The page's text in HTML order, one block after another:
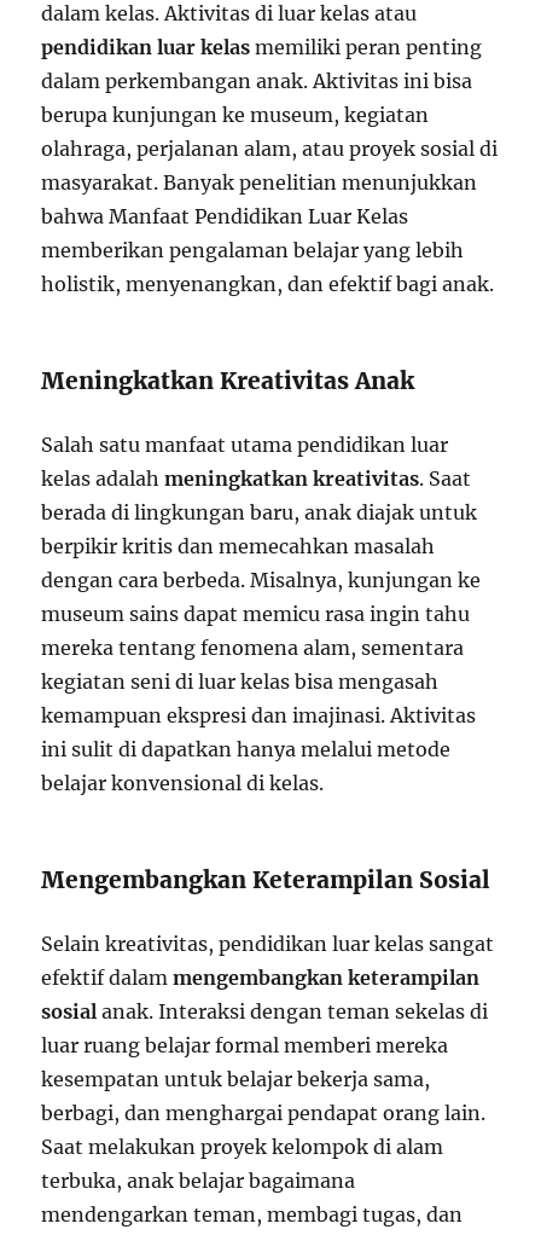
dalam kelas. Aktivitas di luar kelas atau
pendidikan luar kelas memiliki peran penting
dalam perkembangan anak. Aktivitas ini bisa
berupa kunjungan ke museum, kegiatan
olahraga, perjalanan alam, atau proyek sosial di
masyarakat. Banyak penelitian menunjukkan
bahwa Manfaat Pendidikan Luar Kelas
memberikan pengalaman belajar yang lebih
holistik, menyenangkan, dan efektif bagi anak.
Meningkatkan Kreativitas Anak
Salah satu manfaat utama pendidikan luar
kelas adalahmeningkatkan kreativitas. Saat
berada di lingkungan baru, anak diajak untuk
berpikir kritis dan memecahkan masalah
dengan cara berbeda. Misalnya, kunjungan ke
museum sains dapat memicu rasa ingin tahu
mereka tentang fenomena alam, sementara
kegiatan seni di luar kelas bisa mengasah
kemampuan ekspresi dan imajinasi. Aktivitas
ini sulit di dapatkan hanya melalui metode
belajar konvensional di kelas.
Mengembangkan Keterampilan Sosial
Selain kreativitas, pendidikan luar kelas sangat
efektif dalammengembangkan keterampilan
sosial anak. Interaksi dengan teman sekelas di
luar ruang belajar formal memberi mereka
kesempatan untuk belajar bekerja sama,
berbagi, dan menghargai pendapat orang lain.
Saat melakukan proyek kelompok di alam
terbuka, anak belajar bagaimana
mendengarkan teman, membagi tugas, dan